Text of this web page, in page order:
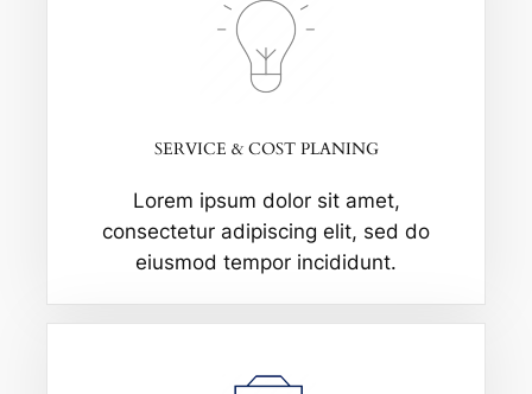
SERVICE & COST PLANING
Lorem ipsum dolor sit amet,
consectetur adipiscing elit, sed do
eiusmod tempor incididunt.